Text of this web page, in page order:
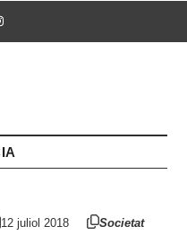
12 juliol 2018 Societat